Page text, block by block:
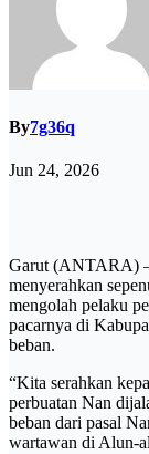
By7g36q
Jun 24, 2026
Garut (ANTARA)
menyerahkan
mengolah pelaku
pacarnya di
beban.
“Kita serahkan
perbuatan Nan
beban dari pasal
wartawan di Alun-